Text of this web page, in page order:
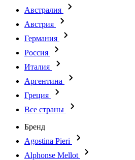
Австралия
Австрия
Германия
Россия
Италия
Аргентина
Греция
Все страны
Бренд
Agostina Pieri
Alphonse Mellot